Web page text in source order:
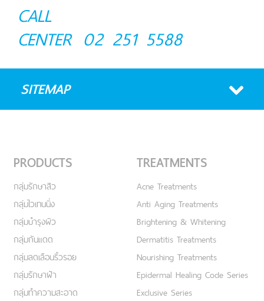
CALL
CENTER 02 251 5588
SITEMAP
PRODUCTS
กลุ่มรักษาสิว
กลุ่มไวเทนนิ่ง
กลุ่มบำรุงผิว
กลุ่มกันแดด
กลุ่มลดเลือนริ้วรอย
กลุ่มรักษาฝ้า
กลุ่มทำความสะอาด
TREATMENTS
Acne Treatments
Anti Aging Treatments
Brightening & Whitening
Dermatitis Treatments
Nourishing Treatments
Epidermal Healing Code Series
Exclusive Series